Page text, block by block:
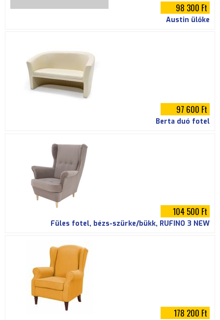
98 300 Ft
Austin ülőke
97 600 Ft
Berta duó fotel
104 500 Ft
Füles fotel, bézs-szürke/bükk, RUFINO 3 NEW
178 200 Ft